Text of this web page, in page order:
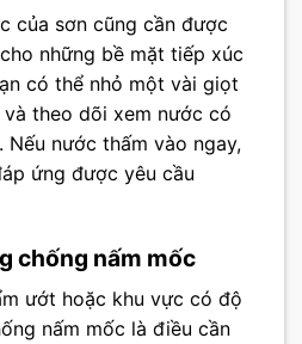
của sơn cũng cần được
những bề mặt tiếp xúc
có thể nhỏ một vài giọt
theo dõi xem nước có
Nếu nước thấm vào ngay,
ứng được yêu cầu
chống nấm mốc
ướt hoặc khu vực có độ
nấm mốc là điều cần